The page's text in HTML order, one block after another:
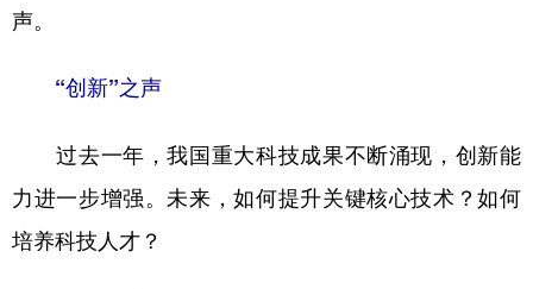
声。
“创新”之声
过去一年，我国重大科技成果不断涌现，创新能
力进一步增强。未来，如何提升关键核心技术？如何
培养科技人才？